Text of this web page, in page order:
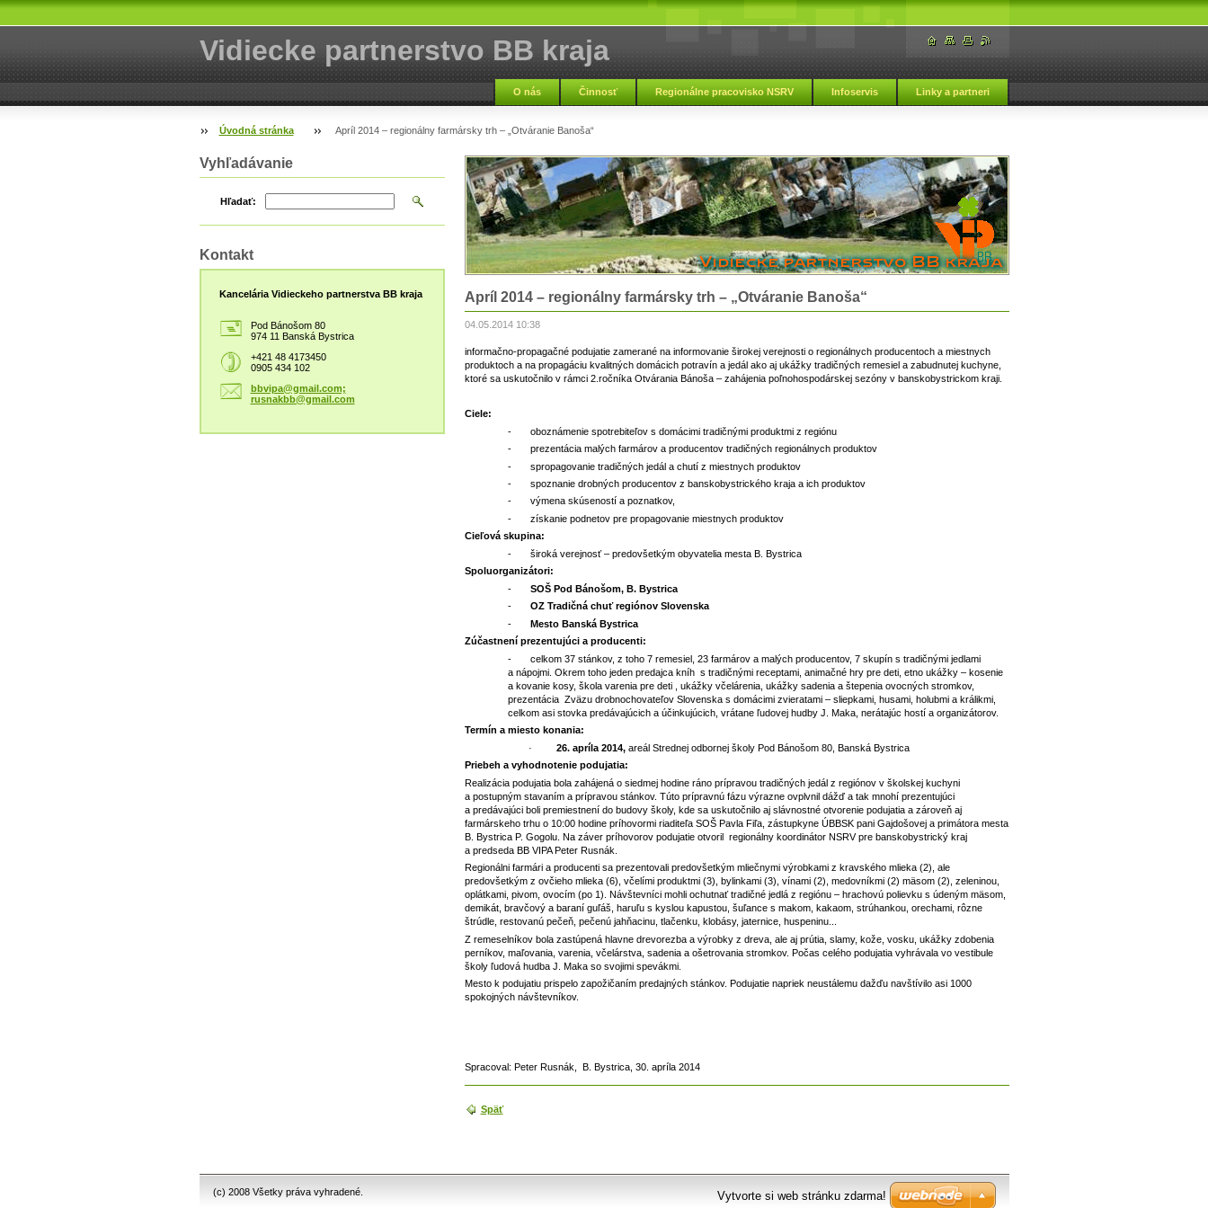
Vidiecke partnerstvo BB kraja
O nás Činnosť Regionálne pracovisko NSRV Infoservis Linky a partneri
Úvodná stránka Apríl 2014 – regionálny farmársky trh – „Otváranie Banoša“
Apríl 2014 – regionálny farmársky trh – „Otváranie Banoša“
04.05.2014 10:38
informačno-propagačné podujatie zamerané na informovanie širokej verejnosti o regionálnych producentoch a miestnych
produktoch a na propagáciu kvalitných domácich potravín a jedál ako aj ukážky tradičných remesiel a zabudnutej kuchyne,
ktoré sa uskutočnilo v rámci 2.ročníka Otvárania Bánoša – zahájenia poľnohospodárskej sezóny v banskobystrickom kraji.
Ciele:
- oboznámenie spotrebiteľov s domácimi tradičnými produktmi z regiónu
- prezentácia malých farmárov a producentov tradičných regionálnych produktov
- spropagovanie tradičných jedál a chutí z miestnych produktov
- spoznanie drobných producentov z banskobystrického kraja a ich produktov
- výmena skúseností a poznatkov,
- získanie podnetov pre propagovanie miestnych produktov
Cieľová skupina:
- široká verejnosť – predovšetkým obyvatelia mesta B. Bystrica
Spoluorganizátori:
- SOŠ Pod Bánošom, B. Bystrica
- OZ Tradičná chuť regiónov Slovenska
- Mesto Banská Bystrica
Zúčastnení prezentujúci a producenti:
- celkom 37 stánkov, z toho 7 remesiel, 23 farmárov a malých producentov, 7 skupín s tradičnými jedlami
a nápojmi. Okrem toho jeden predajca kníh s tradičnými receptami, animačné hry pre deti, etno ukážky – kosenie
a kovanie kosy, škola varenia pre deti , ukážky včelárenia, ukážky sadenia a štepenia ovocných stromkov,
prezentácia Zväzu drobnochovateľov Slovenska s domácimi zvieratami – sliepkami, husami, holubmi a králikmi,
celkom asi stovka predávajúcich a účinkujúcich, vrátane ľudovej hudby J. Maka, nerátajúc hostí a organizátorov.
Termín a miesto konania:
· 26. apríla 2014,areál Strednej odbornej školy Pod Bánošom 80, Banská Bystrica
Priebeh a vyhodnotenie podujatia:
Realizácia podujatia bola zahájená o siedmej hodine ráno prípravou tradičných jedál z regiónov v školskej kuchyni
a postupným stavaním a prípravou stánkov. Túto prípravnú fázu výrazne ovplvnil dážď a tak mnohí prezentujúci
a predávajúci boli premiestnení do budovy školy, kde sa uskutočnilo aj slávnostné otvorenie podujatia a zároveň aj
farmárskeho trhu o 10:00 hodine príhovormi riaditeľa SOŠ Pavla Fiľa, zástupkyne ÚBBSK pani Gajdošovej a primátora mesta
B. Bystrica P. Gogolu. Na záver príhovorov podujatie otvoril regionálny koordinátor NSRV pre banskobystrický kraj
a predseda BB VIPA Peter Rusnák.
Regionálni farmári a producenti sa prezentovali predovšetkým mliečnymi výrobkami z kravského mlieka (2), ale
predovšetkým z ovčieho mlieka (6), včelími produktmi (3), bylinkami (3), vínami (2), medovníkmi (2) mäsom (2), zeleninou,
oplátkami, pivom, ovocím (po 1). Návštevníci mohli ochutnať tradičné jedlá z regiónu – hrachovú polievku s údeným mäsom,
demikát, bravčový a baraní guľáš, haruľu s kyslou kapustou, šuľance s makom, kakaom, strúhankou, orechami, rôzne
štrúdle, restovanú pečeň, pečenú jahňacinu, tlačenku, klobásy, jaternice, huspeninu...
Z remeselníkov bola zastúpená hlavne drevorezba a výrobky z dreva, ale aj prútia, slamy, kože, vosku, ukážky zdobenia
perníkov, maľovania, varenia, včelárstva, sadenia a ošetrovania stromkov. Počas celého podujatia vyhrávala vo vestibule
školy ľudová hudba J. Maka so svojimi spevákmi.
Mesto k podujatiu prispelo zapožičaním predajných stánkov. Podujatie napriek neustálemu dažďu navštívilo asi 1000
spokojných návštevníkov.
Spracoval: Peter Rusnák, B. Bystrica, 30. apríla 2014
Späť
Vyhľadávanie
Hľadať:
Kontakt
Kancelária Vidieckeho partnerstva BB kraja
Pod Bánošom 80
974 11 Banská Bystrica
+421 48 4173450
0905 434 102
bbvipa@gmail.com;
rusnakbb@gmail.com
(c) 2008 Všetky práva vyhradené. Vytvorte si web stránku zdarma!